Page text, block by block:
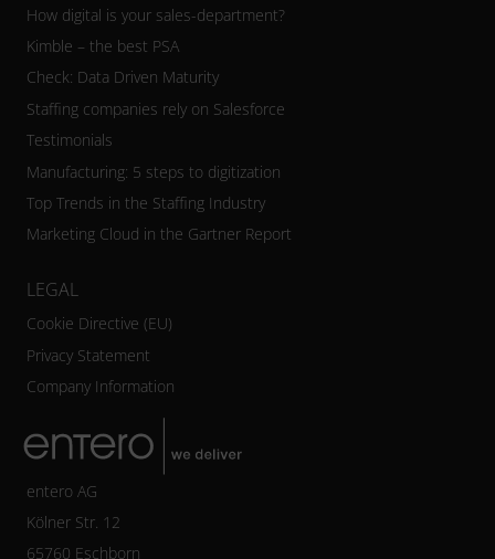
How digital is your sales-department?
Kimble – the best PSA
Check: Data Driven Maturity
Staffing companies rely on Salesforce
Testimonials
Manufacturing: 5 steps to digitization
Top Trends in the Staffing Industry
Marketing Cloud in the Gartner Report
LEGAL
Cookie Directive (EU)
Privacy Statement
Company Information
entero AG
Kölner Str. 12
65760 Eschborn